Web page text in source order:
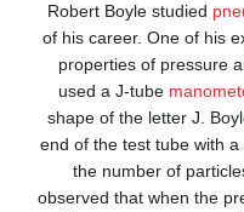
Robert Boyle studied
of his career. One of his
properties of pressure
used a J-tube
shape of the letter J.
end of the test tube with a
the number of
observed that when the